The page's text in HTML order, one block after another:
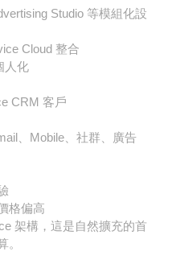
Studio 等模組化設
Cloud 整合
人化
CRM 客戶
、Mobile、社群、廣告
格偏高
架構，這是自然擴充的首
。